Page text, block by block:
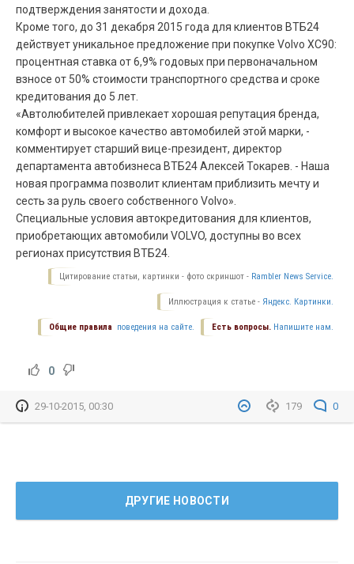
подтверждения занятости и дохода.
Кроме того, до 31 декабря 2015 года для клиентов ВТБ24
действует уникальное предложение при покупке Volvo XC90:
процентная ставка от 6,9% годовых при первоначальном
взносе от 50% стоимости транспортного средства и сроке
кредитования до 5 лет.
«Автолюбителей привлекает хорошая репутация бренда,
комфорт и высокое качество автомобилей этой марки, -
комментирует старший вице-президент, директор
департамента автобизнеса ВТБ24 Алексей Токарев. - Наша
новая программа позволит клиентам приблизить мечту и
сесть за руль своего собственного Volvo».
Специальные условия автокредитования для клиентов,
приобретающих автомобили VOLVO, доступны во всех
регионах присутствия ВТБ24.
Цитирование статьи, картинки - фото скриншот - Rambler News Service.
Иллюстрация к статье - Яндекс. Картинки.
Есть вопросы. Напишите нам.
Общие правила поведения на сайте.
0
179 0
29-10-2015, 00:30
ДРУГИЕ НОВОСТИ